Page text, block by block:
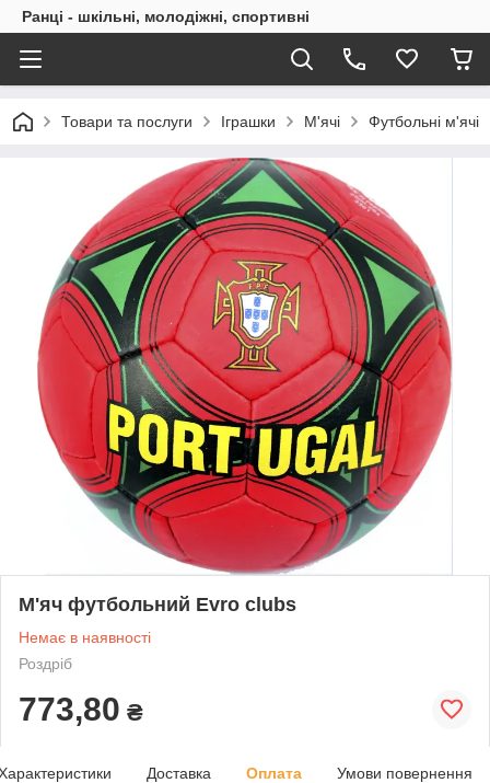
Ранці - шкільні, молодіжні, спортивні
Товари та послуги Іграшки М'ячі Футбольні м'ячі
М'яч футбольний Evro clubs
Немає в наявності
Роздріб
773,80 ₴
Доставка Оплата Умови повернення